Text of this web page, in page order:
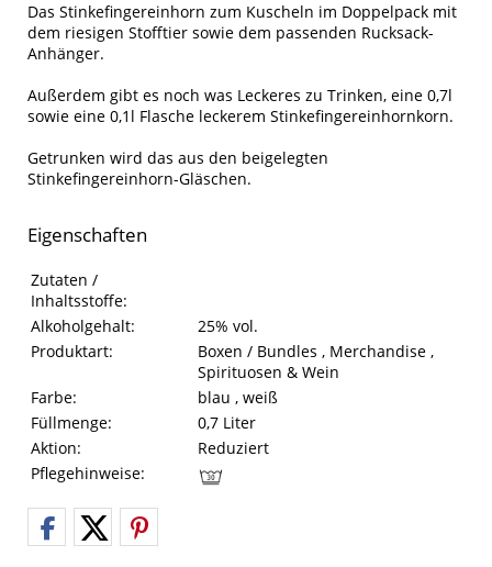
Das Stinkefingereinhorn zum Kuscheln im Doppelpack mit
dem riesigen Stofftier sowie dem passenden Rucksack-
Anhänger.
Außerdem gibt es noch was Leckeres zu Trinken, eine 0,7l
sowie eine 0,1l Flasche leckerem Stinkefingereinhornkorn.
Getrunken wird das aus den beigelegten
Stinkefingereinhorn-Gläschen.
Eigenschaften
Eigenschaften des Produkts
Eigenschaft
Zutaten /
Inhaltsstoffe:
Alkoholgehalt:
25% vol.
Produktart:
Boxen / Bundles , Merchandise ,
Spirituosen & Wein
Farbe:
blau , weiß
Füllmenge:
0,7 Liter
Aktion:
Reduziert
Pflegehinweise: